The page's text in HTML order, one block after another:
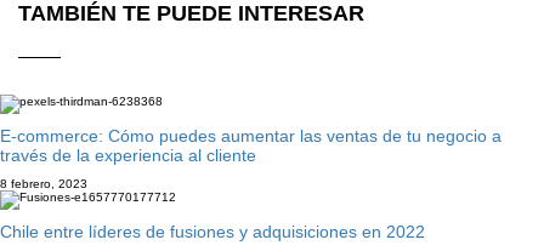
TAMBIÉN TE PUEDE INTERESAR
E-commerce: Cómo puedes aumentar las ventas de tu negocio a
través de la experiencia al cliente
8 febrero, 2023
Chile entre líderes de fusiones y adquisiciones en 2022